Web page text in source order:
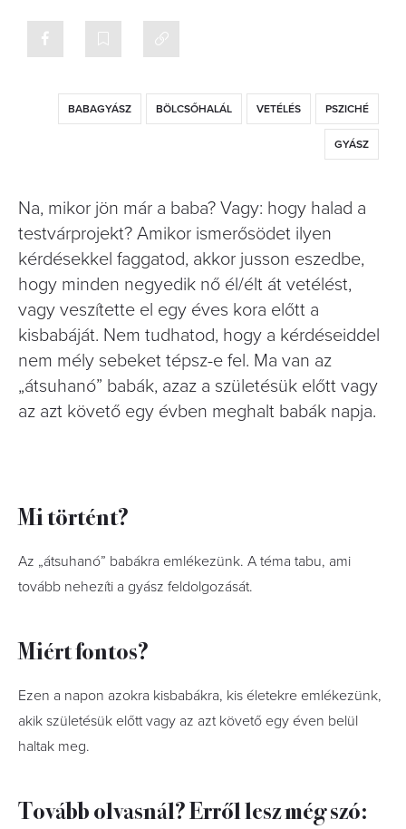
BABAGYÁSZ BÖLCSŐHALÁL VETÉLÉS PSZICHÉ
GYÁSZ
Na, mikor jön már a baba? Vagy: hogy halad a
testvárprojekt? Amikor ismerősödet ilyen
kérdésekkel faggatod, akkor jusson eszedbe,
hogy minden negyedik nő él/élt át vetélést,
vagy veszítette el egy éves kora előtt a
kisbabáját. Nem tudhatod, hogy a kérdéseiddel
nem mély sebeket tépsz-e fel. Ma van az
„átsuhanó” babák, azaz a születésük előtt vagy
az azt követő egy évben meghalt babák napja.
Mi történt?
Az „átsuhanó” babákra emlékezünk. A téma tabu, ami
tovább nehezíti a gyász feldolgozását.
Miért fontos?
Ezen a napon azokra kisbabákra, kis életekre emlékezünk,
akik születésük előtt vagy az azt követő egy éven belül
haltak meg.
Tovább olvasnál? Erről lesz még szó: